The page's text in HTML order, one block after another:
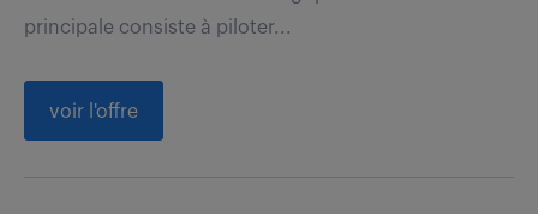
principale consiste à piloter...
voir l'offre